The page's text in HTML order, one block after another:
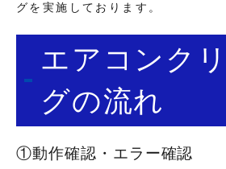
グを実施しております。
エアコンク
グの流れ
①動作確認・エラー確認